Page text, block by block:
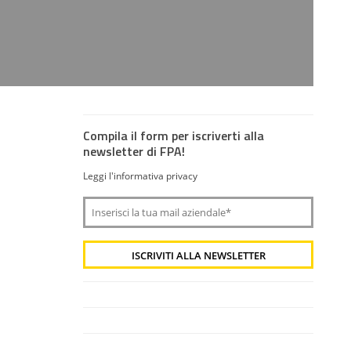
Compila il form per iscriverti alla
newsletter di FPA!
Leggi l'informativa privacy